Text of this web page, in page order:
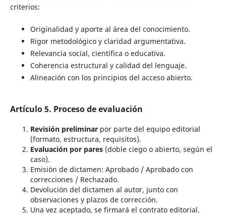
criterios:
Originalidad y aporte al área del conocimiento.
Rigor metodológico y claridad argumentativa.
Relevancia social, científica o educativa.
Coherencia estructural y calidad del lenguaje.
Alineación con los principios del acceso abierto.
Artículo 5. Proceso de evaluación
Revisión preliminarpor parte del equipo editorial
(formato, estructura, requisitos).
Evaluación por pares(doble ciego o abierto, según el
caso).
Emisión de dictamen: Aprobado / Aprobado con
correcciones / Rechazado.
Devolución del dictamen al autor, junto con
observaciones y plazos de corrección.
Una vez aceptado, se firmará el contrato editorial.